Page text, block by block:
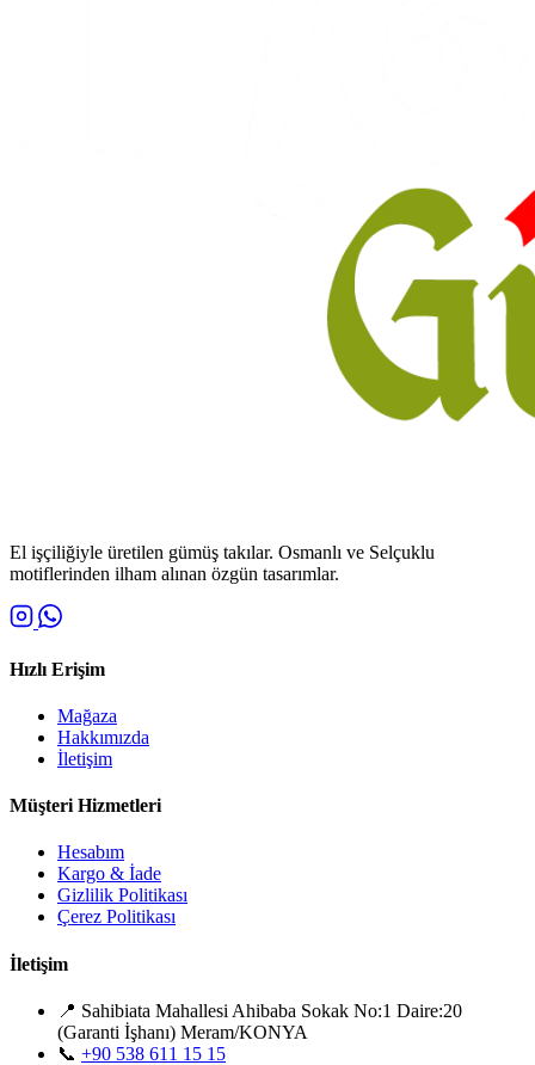
El işçiliğiyle üretilen gümüş takılar. Osmanlı ve Selçuklu
motiflerinden ilham alınan özgün tasarımlar.
Hızlı Erişim
Mağaza
Hakkımızda
İletişim
Müşteri Hizmetleri
Hesabım
Kargo & İade
Gizlilik Politikası
Çerez Politikası
İletişim
📍 Sahibiata Mahallesi Ahibaba Sokak No:1 Daire:20
(Garanti İşhanı) Meram/KONYA
📞 +90 538 611 15 15